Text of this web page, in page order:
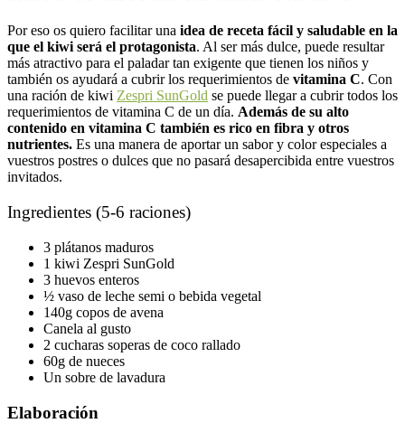
Por eso os quiero facilitar una idea de receta fácil y saludable en la
que el kiwi será el protagonista. Al ser más dulce, puede resultar
más atractivo para el paladar tan exigente que tienen los niños y
también os ayudará a cubrir los requerimientos de vitamina C. Con
una ración de kiwi Zespri SunGold se puede llegar a cubrir todos los
requerimientos de vitamina C de un día. Además de su alto
contenido en vitamina C también es rico en fibra y otros
nutrientes. Es una manera de aportar un sabor y color especiales a
vuestros postres o dulces que no pasará desapercibida entre vuestros
invitados.
Ingredientes (5-6 raciones)
3 plátanos maduros
1 kiwi Zespri SunGold
3 huevos enteros
½ vaso de leche semi o bebida vegetal
140g copos de avena
Canela al gusto
2 cucharas soperas de coco rallado
60g de nueces
Un sobre de lavadura
Elaboración